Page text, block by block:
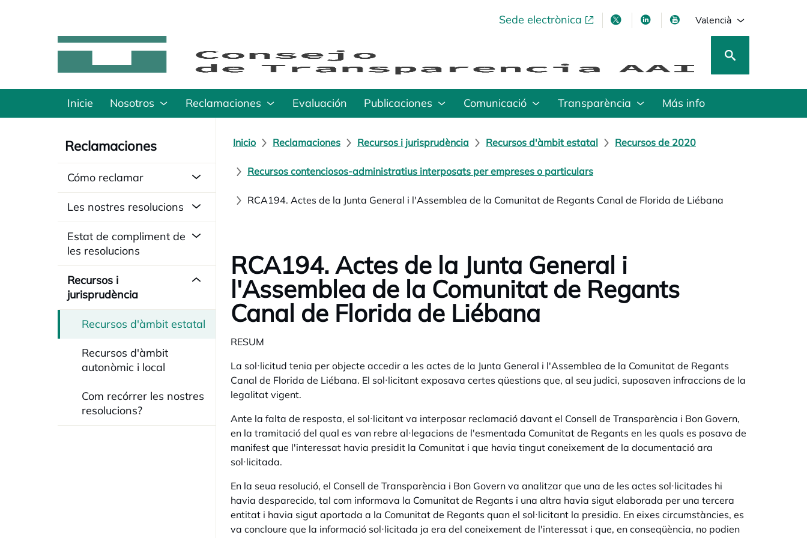
Sede electrònicaopens in a new tabopens in a new tab
opens in a new tab
opens in a new tab
Valencià
Inicie Nosotros Reclamaciones Evaluación Publicaciones Comunicació Transparència Más info
Reclamaciones
Cómo reclamar
Les nostres resolucions
Estat de compliment de
les resolucions
Recursos i
jurisprudència
Recursos d'àmbit estatal
Recursos d'àmbit
autonòmic i local
Com recórrer les nostres
resolucions?
Inicio Reclamaciones Recursos i jurisprudència Recursos d'àmbit estatal Recursos de 2020
Recursos contenciosos-administratius interposats per empreses o particulars
RCA194. Actes de la Junta General i l'Assemblea de la Comunitat de Regants Canal de Florida de Liébana
RCA194. Actes de la Junta General i
l'Assemblea de la Comunitat de Regants
Canal de Florida de Liébana
RESUM
La sol·licitud tenia per objecte accedir a les actes de la Junta General i l'Assemblea de la Comunitat de Regants
Canal de Florida de Liébana. El sol·licitant exposava certes qüestions que, al seu judici, suposaven infraccions de la
legalitat vigent.
Ante la falta de resposta, el sol·licitant va interposar reclamació davant el Consell de Transparència i Bon Govern,
en la tramitació del qual es van rebre al·legacions de l'esmentada Comunitat de Regants en les quals es posava de
manifest que l'interessat havia presidit la Comunitat i que havia tingut coneixement de la documentació ara
sol·licitada.
En la seua resolució, el Consell de Transparència i Bon Govern va analitzar que una de les actes sol·licitades hi
havia desparecido, tal com informava la Comunitat de Regants i una altra havia sigut elaborada per una tercera
entitat i havia sigut aportada a la Comunitat de Regants quan el sol·licitant la presidia. En eixes circumstàncies, es
va concloure que la informació sol·licitada ja era del coneixement de l'interessat i que, en conseqüència, no podien